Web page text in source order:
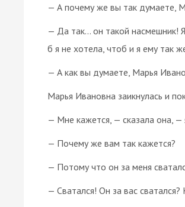
— А почему же вы так думаете,
— Да так... он такой насмешник!
б я не хотела, чтоб и я ему так
— А как вы думаете, Марья
Марья Ивановна заикнулась и
— Мне кажется, — сказала она,
— Почему же вам так кажется?
— Потому что он за меня
— Сватался! Он за вас сватался?